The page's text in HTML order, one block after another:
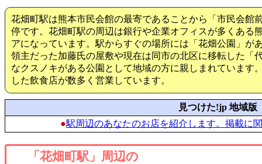
花畑町駅は熊本市民会館の最寄であることから「市民会館
停です。花畑町駅の周辺は銀行や企業オフィスが多くある
アになっています。駅からすぐの場所には「花畑公園」が
領主だった加藤氏の屋敷や現在は同市の北区に移転した「
なクスノキがある公園として地域の方に親しまれています
した飲食店が数多く営業しています。
見つけた!jp 地域版
●駅周辺のあなたのお店を紹介します。掲載に
「花畑町駅」周辺の